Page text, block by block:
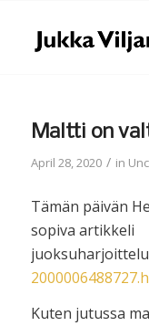
Maltti on
April 28, 2020 / in
Tämän päivän
sopiva artikkeli
Kuten jutussa